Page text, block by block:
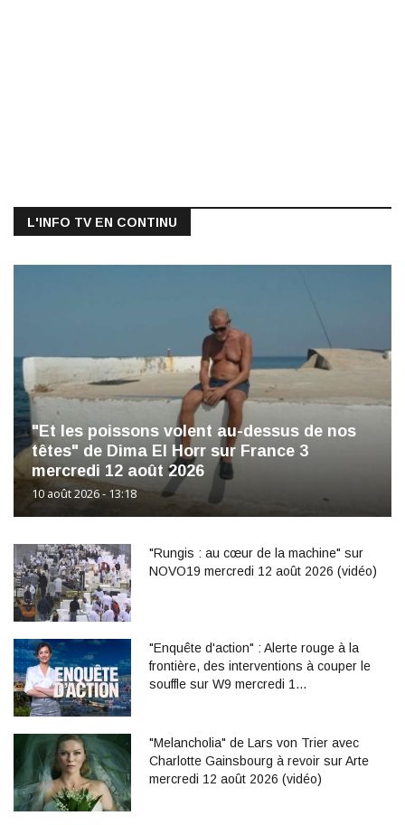
L'INFO TV EN CONTINU
"Et les poissons volent au-dessus de nos
têtes" de Dima El Horr sur France 3
mercredi 12 août 2026
10 août 2026 - 13:18
"Rungis : au cœur de la machine" sur
NOVO19 mercredi 12 août 2026 (vidéo)
"Enquête d'action" : Alerte rouge à la
frontière, des interventions à couper le
souffle sur W9 mercredi 1…
"Melancholia" de Lars von Trier avec
Charlotte Gainsbourg à revoir sur Arte
mercredi 12 août 2026 (vidéo)